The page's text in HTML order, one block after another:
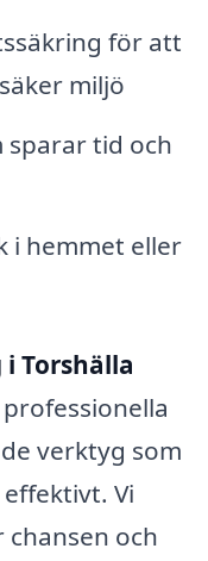
för att
miljö
sparar tid och
i hemmet eller
Torshälla
verktyg som
Vi
och